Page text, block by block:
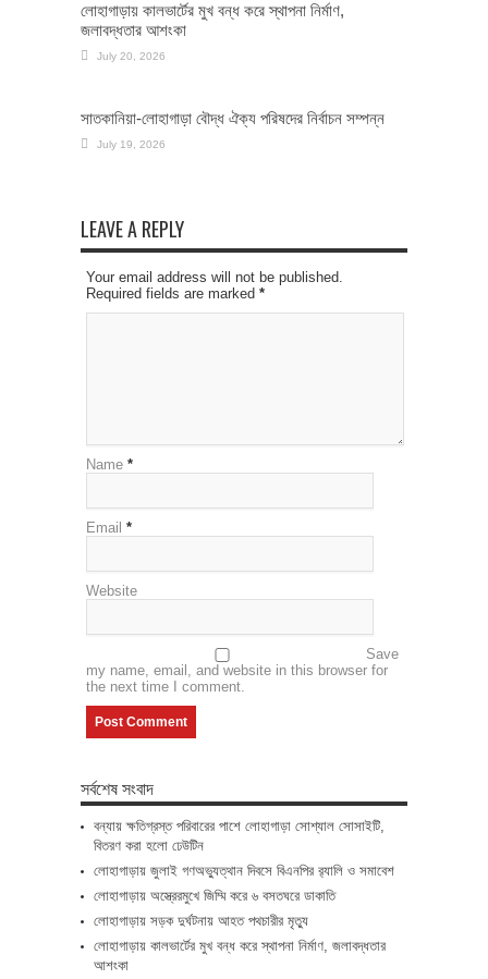
লোহাগাড়ায় কালভার্টের মুখ বন্ধ করে স্থাপনা নির্মাণ,
জলাবদ্ধতার আশংকা
July 20, 2026
সাতকানিয়া-লোহাগাড়া বৌদ্ধ ঐক্য পরিষদের নির্বাচন সম্পন্ন
July 19, 2026
LEAVE A REPLY
Your email address will not be published.
Required fields are marked *
Name *
Email *
Website
Save
my name, email, and website in this browser for
the next time I comment.
সর্বশেষ সংবাদ
বন্যায় ক্ষতিগ্রস্ত পরিবারের পাশে লোহাগাড়া সোশ্যাল সোসাইটি,
বিতরণ করা হলো ঢেউটিন
লোহাগাড়ায় জুলাই গণঅভ্যুত্থান দিবসে বিএনপির র‌্যালি ও সমাবেশ
লোহাগাড়ায় অস্ত্রেরমুখে জিম্মি করে ৬ বসতঘরে ডাকাতি
লোহাগাড়ায় সড়ক দুর্ঘটনায় আহত পথচারীর মৃত্যু
লোহাগাড়ায় কালভার্টের মুখ বন্ধ করে স্থাপনা নির্মাণ, জলাবদ্ধতার
আশংকা